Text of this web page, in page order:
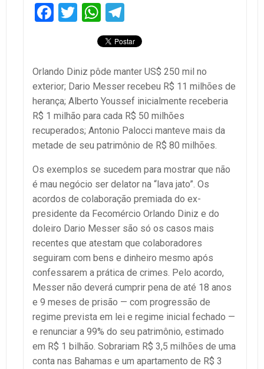
Facebook
TwitterWhatsApp
Orlando Diniz pôde manter US$ 250 mil no
exterior; Dario Messer recebeu R$ 11 milhões de
herança; Alberto Youssef inicialmente receberia
R$ 1 milhão para cada R$ 50 milhões
recuperados; Antonio Palocci manteve mais da
metade de seu patrimônio de R$ 80 milhões.
Os exemplos se sucedem para mostrar que não
é mau negócio ser delator na “lava jato”. Os
acordos de colaboração premiada do ex-
presidente da Fecomércio Orlando Diniz e do
doleiro Dario Messer são só os casos mais
recentes que atestam que colaboradores
seguiram com bens e dinheiro mesmo após
confessarem a prática de crimes. Pelo acordo,
Messer não deverá cumprir pena de até 18 anos
e 9 meses de prisão — com progressão de
regime prevista em lei e regime inicial fechado —
e renunciar a 99% do seu patrimônio, estimado
em R$ 1 bilhão. Sobrariam R$ 3,5 milhões de uma
conta nas Bahamas e um apartamento de R$ 3